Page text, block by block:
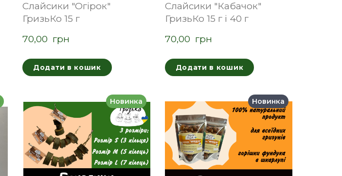
Слайсики "Огірок"
ГризьКо 15 г
70,00  грн
Додати в кошик
Слайсики "Кабачок"
ГризьКо 15 г і 40 г
70,00  грн
Додати в кошик
Новинка Новинка